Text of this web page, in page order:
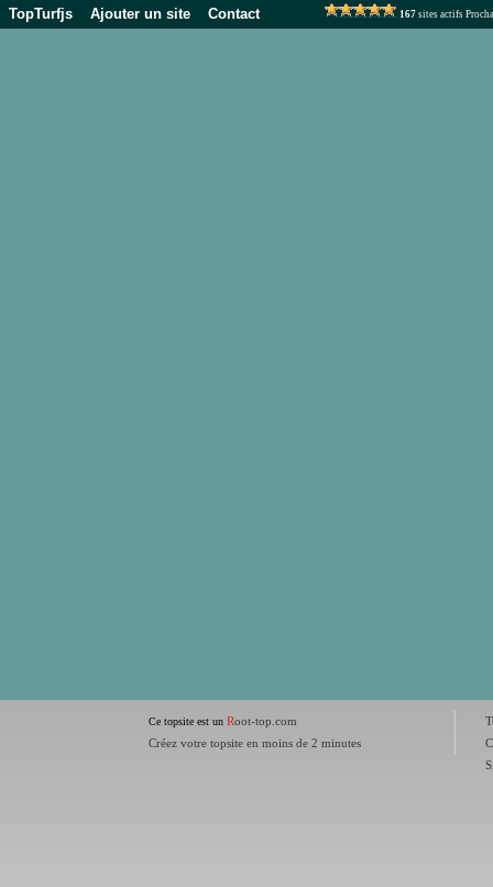
TopTurfjs Ajouter un site Contact 167 sites actifs
Ce topsite est un Root-top.com
Créez votre topsite en moins de 2 minutes